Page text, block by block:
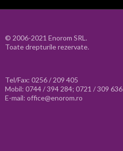
© 2006-2021 Enorom SRL.
Toate drepturile rezervate.
Tel/Fax: 0256 / 209 405
Mobil: 0744 / 394 284; 0721 / 309 636
E-mail: office@enorom.ro